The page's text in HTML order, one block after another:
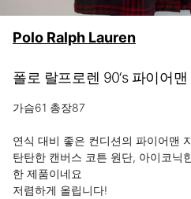
Polo Ralph Lauren
폴로 랄프로렌 90‘s 파이어
가슴61 총장87
연식 대비 좋은 컨디션의 파이어맨
탄탄한 캔버스 코튼 원단, 아이코닉
한 제품이네요
저렴하게 올립니다!